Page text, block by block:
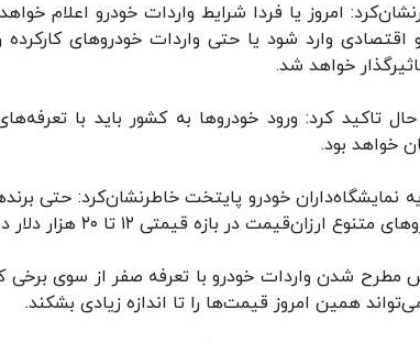
امروز یا فردا شرایط واردات خودرو اعلام
اقتصادی وارد شود یا حتی واردات خودروهای
خواهد شد.
تاکید کرد: ورود خودروها به کشور باید با
خواهد بود.
نمایشگاه‌داران خودرو پایتخت خاطرنشان‌کرد: حتی
در بازه قیمتی ۱۲ تا ۲۰ هزار دلار دارند که قابلیت واردات دارند.
شدن واردات خودرو با تعرفه صفر از سوی برخی
همین امروز قیمت‌ها را تا اندازه زیادی بشکند.